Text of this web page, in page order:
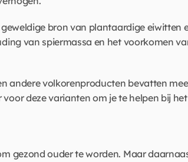
bron van plantaardige eiwitten
van spiermassa en het voorkomen
andere volkorenproducten bevatten
deze varianten om je te helpen bij het
gezond ouder te worden. Maar